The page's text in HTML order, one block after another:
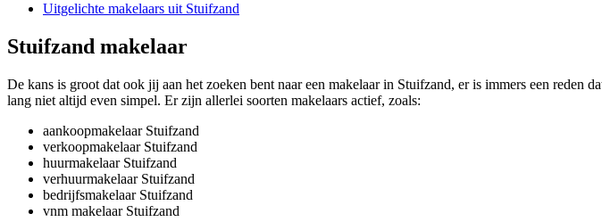
Uitgelichte makelaars uit Stuifzand
Stuifzand makelaar
De kans is groot dat ook jij aan het zoeken bent naar een makelaar in Stuifzand, er is immers een
lang niet altijd even simpel. Er zijn allerlei soorten makelaars actief, zoals:
aankoopmakelaar Stuifzand
verkoopmakelaar Stuifzand
huurmakelaar Stuifzand
verhuurmakelaar Stuifzand
bedrijfsmakelaar Stuifzand
vnm makelaar Stuifzand